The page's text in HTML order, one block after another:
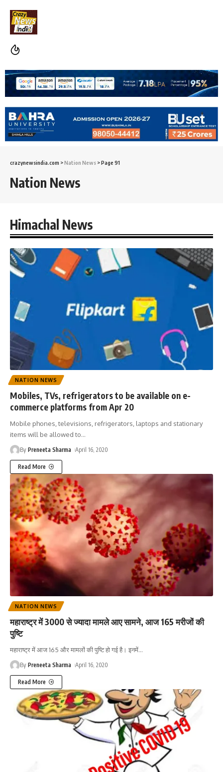
crazynewsindia.com >Nation News >Page 91
Nation News
Himachal News
NATION NEWS
Mobiles, TVs, refrigerators to be available on e-
commerce platforms from Apr 20
Mobile phones, televisions, refrigerators, laptops and stationary
items will be allowed to…
By Preneeta Sharma April 16, 2020
Read More
NATION NEWS
महाराष्ट्र में 3000 से ज्यादा मामले आए सामने, आज 165 मरीजों की
पुष्टि
महाराष्ट्र में आज 165 और मामलों की पुष्टि हो गई है। इनमें…
By Preneeta Sharma April 16, 2020
Read More